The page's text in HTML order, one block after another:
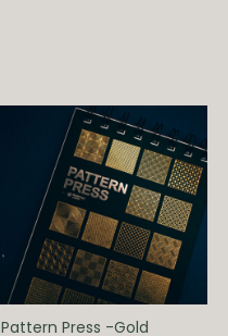
Pattern Press -Gold